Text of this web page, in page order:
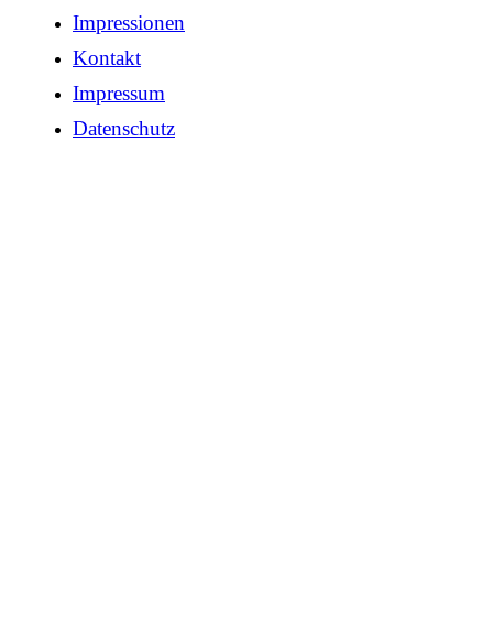
Impressionen
Kontakt
Impressum
Datenschutz